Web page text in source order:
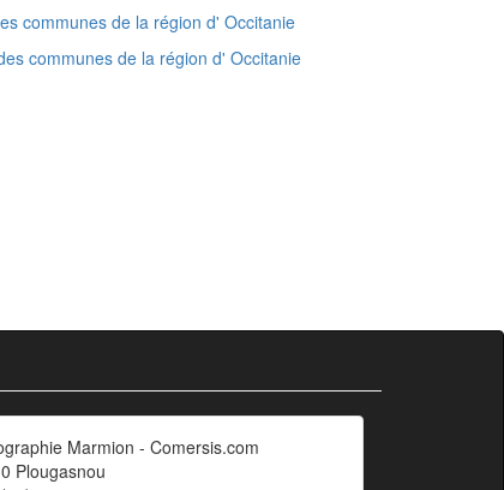
communes de la région d' Occitanie
communes de la région d' Occitanie
Marmion - Comersis.com
Plougasnou